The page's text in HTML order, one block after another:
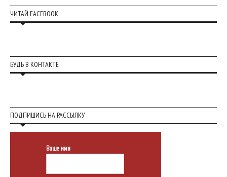
ЧИТАЙ FACEBOOK
БУДЬ В КОНТАКТЕ
ПОДПИШИСЬ НА РАССЫЛКУ
Ваше имя